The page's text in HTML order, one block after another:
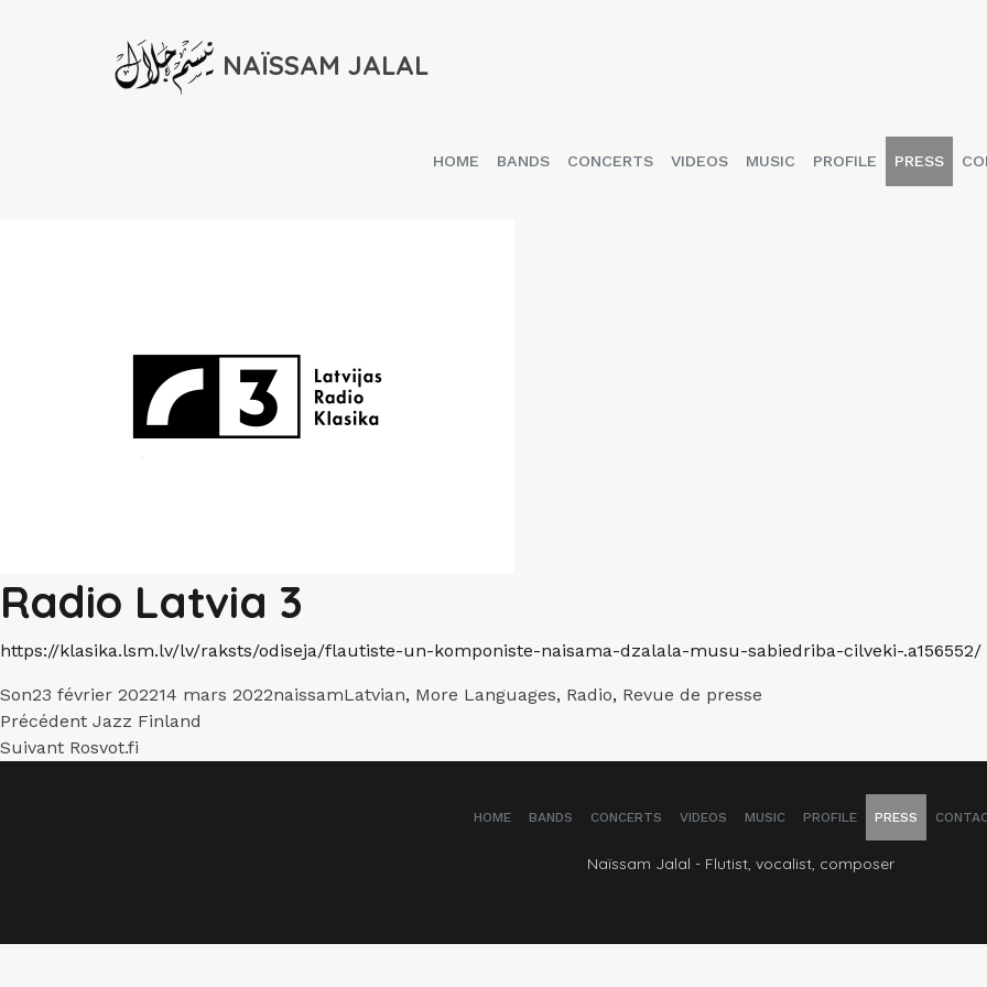
NAÏSSAM JALAL
HOME BANDS CONCERTS VIDEOS MUSIC PROFILE PRESS
Radio Latvia 3
https://klasika.lsm.lv/lv/raksts/odiseja/flautiste-un-komponiste-naisama-dzalala-musu-sabiedriba-cilveki-.a156552/
Format
SonPublié
le
23 février 202214 mars 2022Auteur
naissamCatégories
Latvian, More Languages, Radio, Revue de presse
Navigation
de
Précédent Article
précédent :
Jazz Finland
Suivant Article
Rosvot.fi
HOME BANDS CONCERTS VIDEOS MUSIC PROFILE PRESS
Naïssam Jalal - Flutist, vocalist, composer